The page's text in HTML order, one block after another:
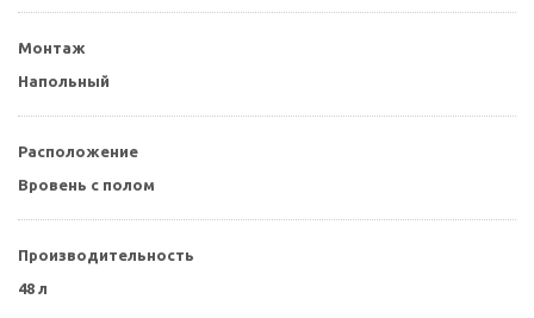
Монтаж
Напольный
Расположение
Вровень с полом
Производительность
48 л